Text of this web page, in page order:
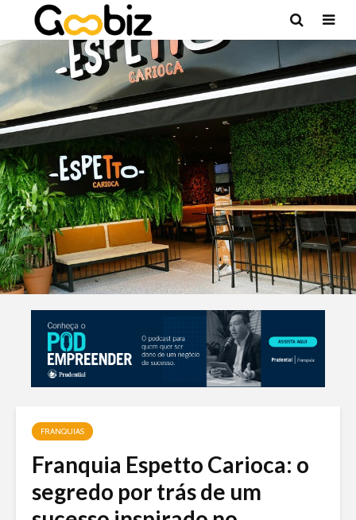
FRANQUIAS
Franquia Espetto Carioca: o
segredo por trás de um